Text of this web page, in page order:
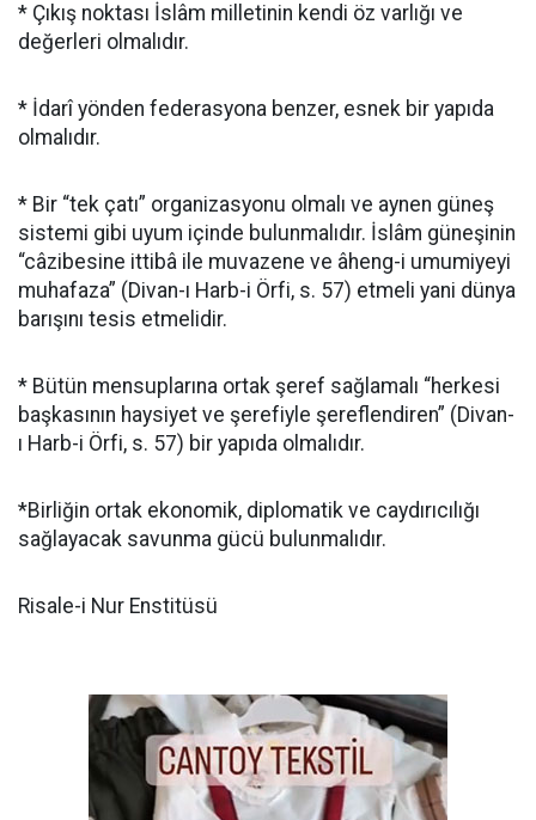
* Çıkış noktası İslâm milletinin kendi öz varlığı ve
değerleri olmalıdır.
* İdarî yönden federasyona benzer, esnek bir yapıda
olmalıdır.
* Bir “tek çatı” organizasyonu olmalı ve aynen güneş
sistemi gibi uyum içinde bulunmalıdır. İslâm güneşinin
“câzibesine ittibâ ile muvazene ve âheng-i umumiyeyi
muhafaza” (Divan-ı Harb-i Örfi, s. 57) etmeli yani dünya
barışını tesis etmelidir.
* Bütün mensuplarına ortak şeref sağlamalı “herkesi
başkasının haysiyet ve şerefiyle şereflendiren” (Divan-
ı Harb-i Örfi, s. 57) bir yapıda olmalıdır.
*Birliğin ortak ekonomik, diplomatik ve caydırıcılığı
sağlayacak savunma gücü bulunmalıdır.
Risale-i Nur Enstitüsü